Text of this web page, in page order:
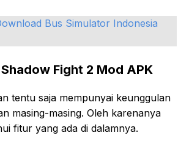
Bus Simulator Indonesia
Fight 2 Mod APK
tentu saja mempunyai keunggulan
masing-masing. Oleh karenanya
fitur yang ada di dalamnya.